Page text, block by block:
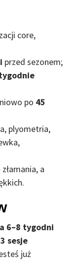
core,
przed sezonem;
po 45
plyometria,
a
6–8 tygodni
sesje
już